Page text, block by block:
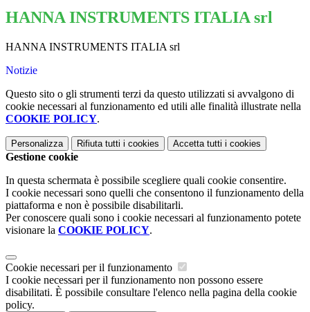
HANNA INSTRUMENTS ITALIA srl
HANNA INSTRUMENTS ITALIA srl
Notizie
Questo sito o gli strumenti terzi da questo utilizzati si avvalgono di
cookie necessari al funzionamento ed utili alle finalità illustrate nella
COOKIE POLICY.
Personalizza Rifiuta tutti i cookies Accetta tutti i cookies
Gestione cookie
In questa schermata è possibile scegliere quali cookie consentire.
I cookie necessari sono quelli che consentono il funzionamento della
piattaforma e non è possibile disabilitarli.
Per conoscere quali sono i cookie necessari al funzionamento potete
visionare la COOKIE POLICY.
Cookie necessari per il funzionamento
I cookie necessari per il funzionamento non possono essere
disabilitati. È possibile consultare l'elenco nella pagina della cookie
policy.